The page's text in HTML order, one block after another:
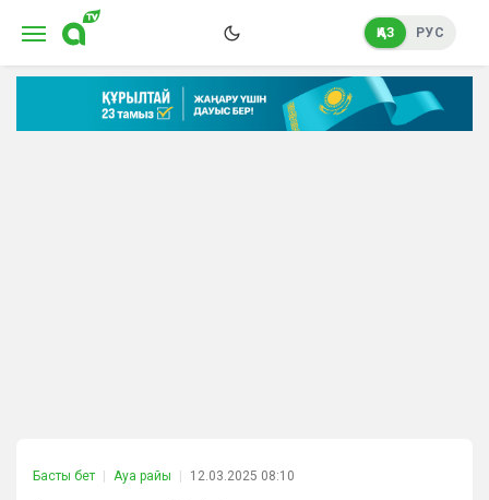
ҚАЗ РУС
Басты бет Ауа райы 12.03.2025 08:10